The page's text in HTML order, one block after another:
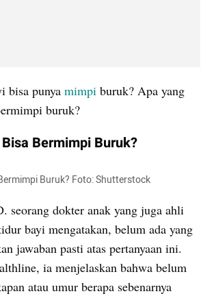
bisa punya mimpi buruk? Apa yang
buruk?
Bermimpi Buruk?
Buruk? Foto: Shutterstock
seorang dokter anak yang juga ahli
bayi mengatakan, belum ada yang
jawaban pasti atas pertanyaan ini.
ia menjelaskan bahwa belum
atau umur berapa sebenarnya